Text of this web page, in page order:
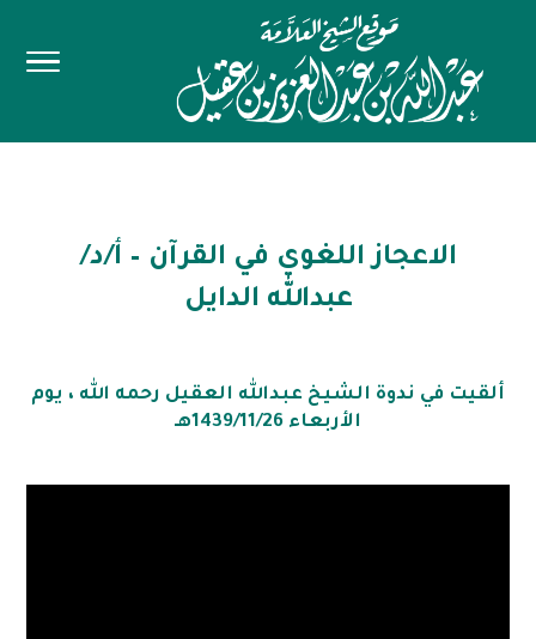
الاعجاز اللغوي في القرآن – أ/د/
عبدالله الدايل
ألقيت في ندوة الشيخ عبدالله العقيل رحمه الله ، يوم
الأربعاء 1439/11/26هـ